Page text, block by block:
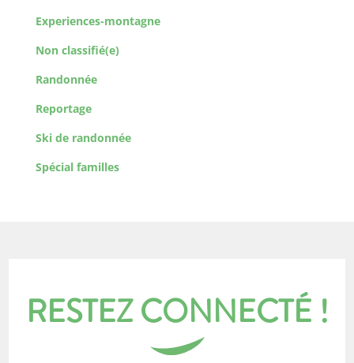
Experiences-montagne
Non classifié(e)
Randonnée
Reportage
Ski de randonnée
Spécial familles
RESTEZ CONNECTÉ !